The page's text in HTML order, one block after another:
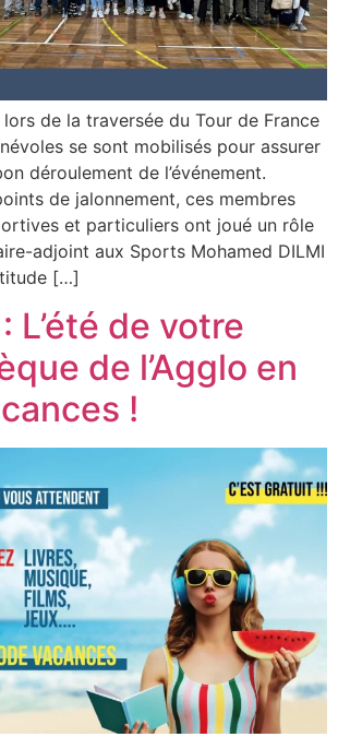
de la traversée du Tour de France
se sont mobilisés pour assurer
déroulement de l’événement.
de jalonnement, ces membres
et particuliers ont joué un rôle
adjoint aux Sports Mohamed DILMI
[…]
L’été de votre
de l’Agglo en
!